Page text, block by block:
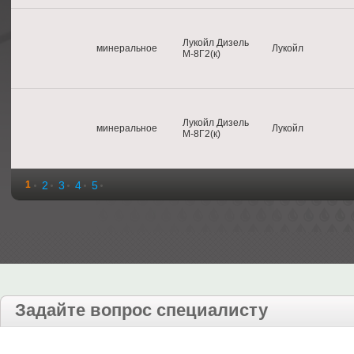
минеральное
Лукойл Дизель
М-8Г2(к)
Лукойл
минеральное
Лукойл Дизель
М-8Г2(к)
Лукойл
1 2 3 4 5
Задайте вопрос специалисту